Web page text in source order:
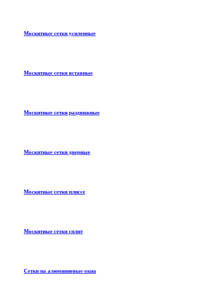
Москитные сетки усиленные
Москитные сетки вставные
Москитные сетки раздвижные
Москитные сетки дверные
Москитные сетки плиссе
Москитные сетки сплит
Сетки на алюминиевые окна